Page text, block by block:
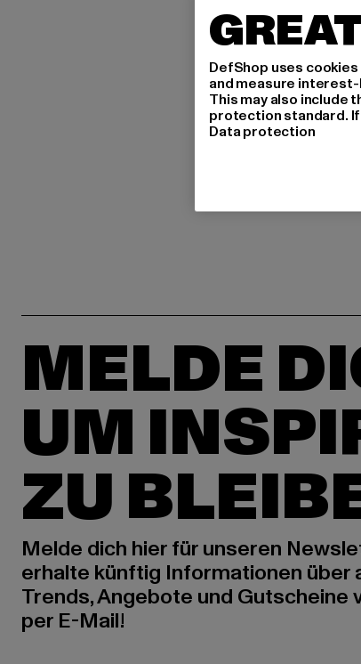
MELDE
UM
ZU
Melde dich hier für unseren
erhalte künftig Informationen über
Trends, Angebote und Gutscheine
per E-Mail!
DefShop uses
and measure
This may also include
protection standard. If
Data protection